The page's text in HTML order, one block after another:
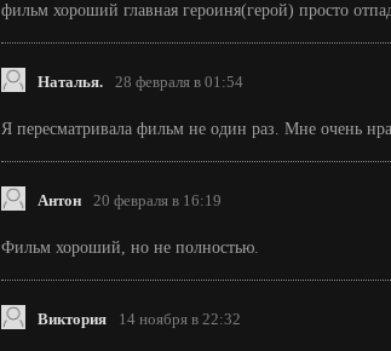
фильм хороший главная героиня(герой) просто
Наталья. 28 февраля в 01:54
Я пересматривала фильм не один раз. Мне очень
Антон 20 февраля в 16:19
Фильм хороший, но не полностью.
Виктория 14 ноября в 22:32